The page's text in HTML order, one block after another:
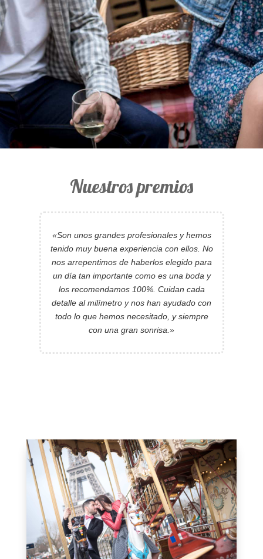
Nuestros premios
«Con los nervios de los preparativos,
contar con buenos profesionales es un lujo.
Te lo ponen muy fácil y además de ser muy
cercanos y atentos, el trabajo fue lo soñado
por nosotros. Sólo puedo recomendar y
seguir contando con ellos en próximos
acontecimientos. Muchas gracias.»